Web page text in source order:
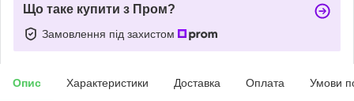
Що таке купити з Пром?
Замовлення під захистом
Опис Характеристики Доставка Оплата Умови